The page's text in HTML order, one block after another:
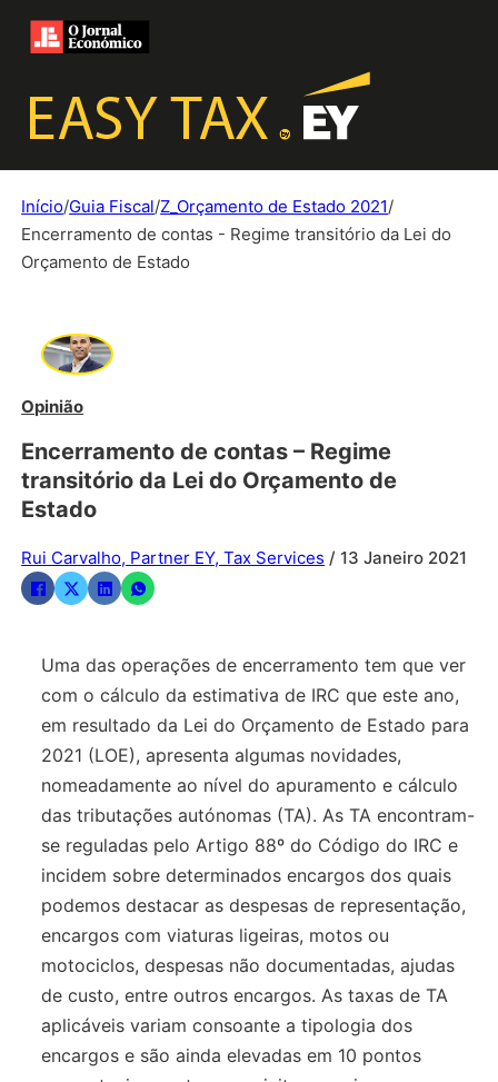
Início/Guia Fiscal/Z_Orçamento de Estado 2021/
Encerramento de contas - Regime transitório da Lei do
Orçamento de Estado
Opinião
Encerramento de contas – Regime
transitório da Lei do Orçamento de
Estado
Rui Carvalho, Partner EY, Tax Services / 13 Janeiro 2021
Uma das operações de encerramento tem que ver
com o cálculo da estimativa de IRC que este ano,
em resultado da Lei do Orçamento de Estado para
2021 (LOE), apresenta algumas novidades,
nomeadamente ao nível do apuramento e cálculo
das tributações autónomas (TA). As TA encontram-
se reguladas pelo Artigo 88º do Código do IRC e
incidem sobre determinados encargos dos quais
podemos destacar as despesas de representação,
encargos com viaturas ligeiras, motos ou
motociclos, despesas não documentadas, ajudas
de custo, entre outros encargos. As taxas de TA
aplicáveis variam consoante a tipologia dos
encargos e são ainda elevadas em 10 pontos